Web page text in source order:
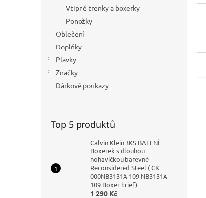
Vtipné trenky a boxerky
Ponožky
Oblečení
Doplňky
Plavky
Značky
Dárkové poukazy
Top 5 produktů
Calvin Klein 3KS BALENÍ
Boxerek s dlouhou
nohavičkou barevné
Reconsidered Steel ( CK
000NB3131A 109 NB3131A
109 Boxer brief)
1 290 Kč